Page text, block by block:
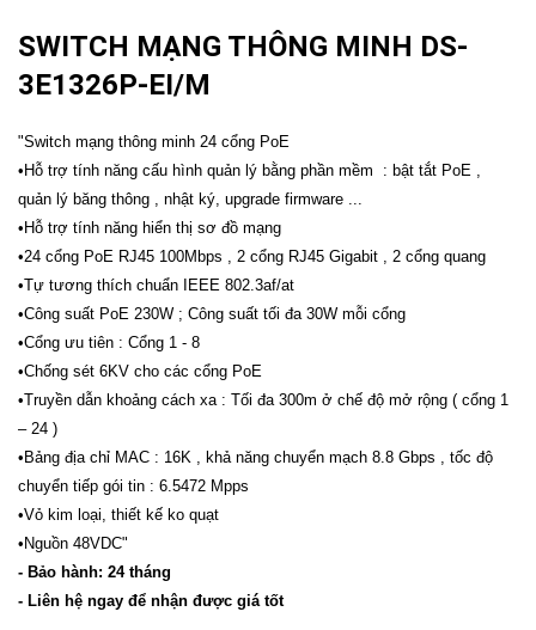
SWITCH MẠNG THÔNG MINH DS-
3E1326P-EI/M
"Switch mạng thông minh 24 cổng PoE
•Hỗ trợ tính năng cấu hình quản lý bằng phần mềm : bật tắt PoE ,
quản lý băng thông , nhật ký, upgrade firmware ...
•Hỗ trợ tính năng hiển thị sơ đồ mạng
•24 cổng PoE RJ45 100Mbps , 2 cổng RJ45 Gigabit , 2 cổng quang
•Tự tương thích chuẩn IEEE 802.3af/at
•Công suất PoE 230W ; Công suất tối đa 30W mỗi cổng
•Cổng ưu tiên : Cổng 1 - 8
•Chống sét 6KV cho các cổng PoE
•Truyền dẫn khoảng cách xa : Tối đa 300m ở chế độ mở rộng ( cổng 1
– 24 )
•Bảng địa chỉ MAC : 16K , khả năng chuyển mạch 8.8 Gbps , tốc độ
chuyển tiếp gói tin : 6.5472 Mpps
•Vỏ kim loại, thiết kế ko quạt
•Nguồn 48VDC"
- Bảo hành: 24 tháng
- Liên hệ ngay để nhận được giá tốt